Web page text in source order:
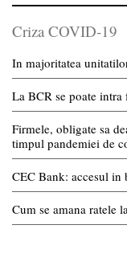
Criza COVID-19
In majoritatea
La BCR se poate
Firmele, obligate sa
timpul pandemiei de
CEC Bank: accesul in
Cum se amana ratele